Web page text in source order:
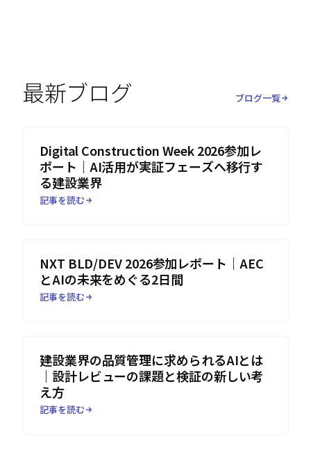
最新ブログ ブログ一覧
Digital Construction Week 2026参加レ
ポート｜AI活用が実証フェーズへ移行す
る建設業界
記事を読む
NXT BLD/DEV 2026参加レポート｜AEC
とAIの未来をめぐる2日間
記事を読む
建設業界の品質管理に求められるAIとは
｜設計レビューの課題と検証の新しい考
え方
記事を読む